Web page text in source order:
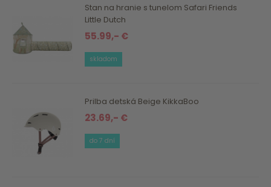
Stan na hranie s tunelom Safari Friends
Little Dutch
55.99,- €
skladom
Prilba detská Beige KikkaBoo
23.69,- €
do 7 dní